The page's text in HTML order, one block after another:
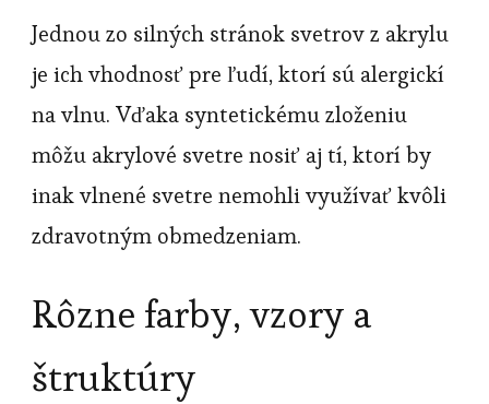
Jednou zo silných stránok svetrov z akrylu
je ich vhodnosť pre ľudí, ktorí sú alergickí
na vlnu. Vďaka syntetickému zloženiu
môžu akrylové svetre nosiť aj tí, ktorí by
inak vlnené svetre nemohli využívať kvôli
zdravotným obmedzeniam.
Rôzne farby, vzory a
štruktúry